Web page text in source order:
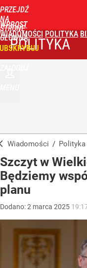
PRZEJDŹ
NA
STRONĘ
GŁÓWNĄ
WPROST
WIADOMOŚCI POLITYKA
POLITYKA
Wiadomości / Polityka
Szczyt w
Będziemy
planu
Dodano:2 marca 2025